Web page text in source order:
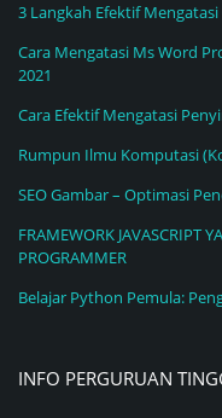
3 Langkah Efektif
Cara Mengatasi Ms Word
2021
Cara Efektif Mengatasi
Rumpun Ilmu Komputasi
SEO Gambar – Optimasi
FRAMEWORK JAVASCRIPT
PROGRAMMER
Belajar Python Pemula:
INFO PERGURUAN